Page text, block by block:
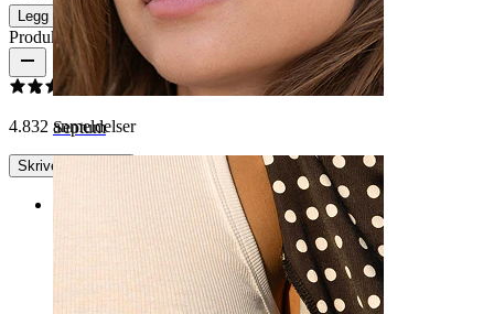
Septum
Legg i handlekurv
Produktanmeldelser
4.832 anmeldelser
Skrive en omtale
Super fornøyd!